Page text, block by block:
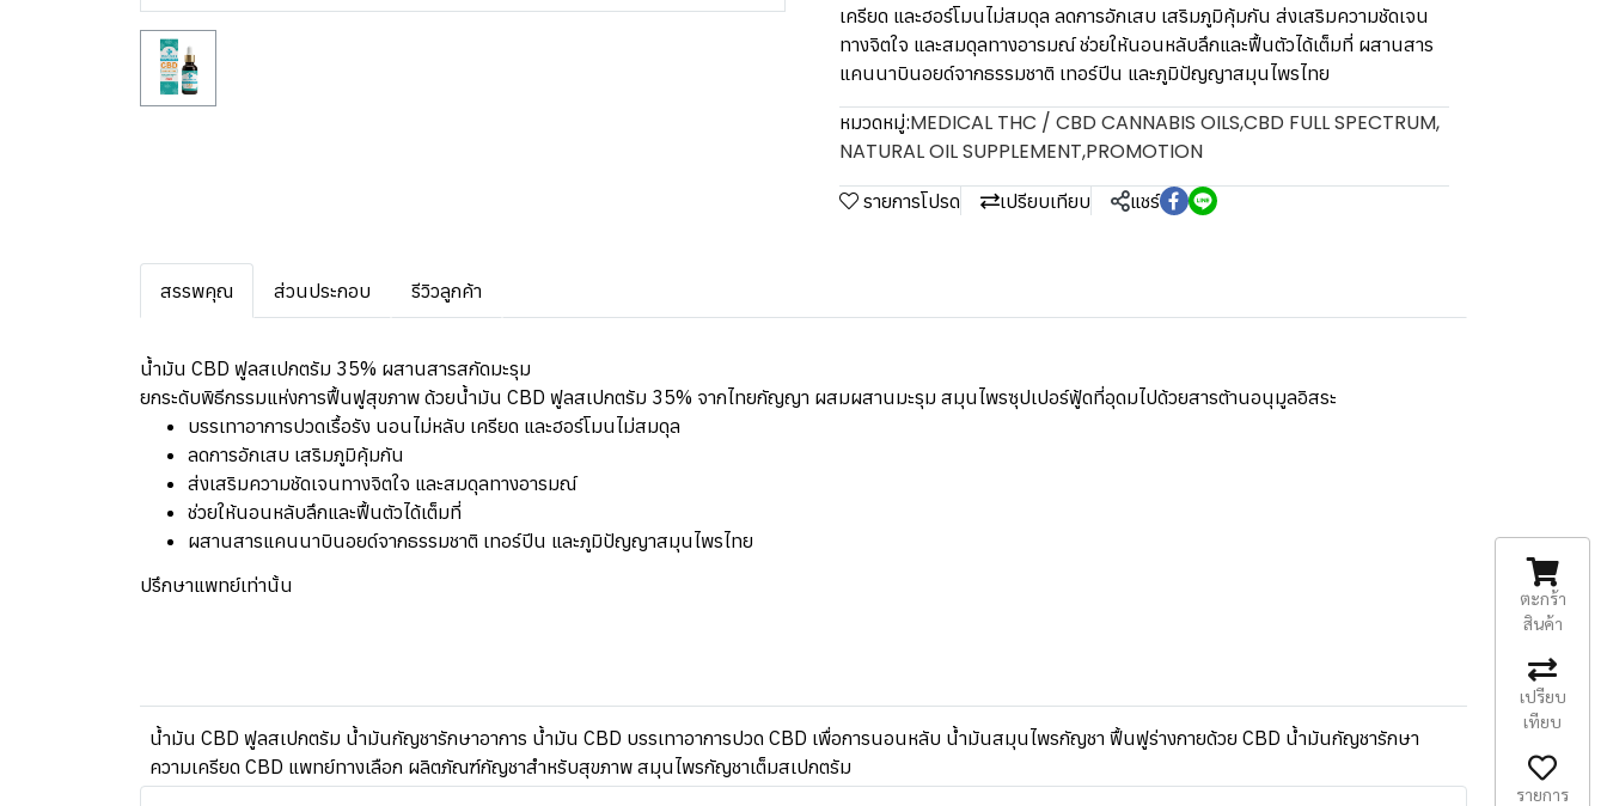
เครียด และฮอร์โมนไม่สมดุล ลดการอักเสบ เสริมภูมิคุ้มกัน ส่งเสริมความชัดเจน
ทางจิตใจ และสมดุลทางอารมณ์ ช่วยให้นอนหลับลึกและฟื้นตัวได้เต็มที่ ผสานสาร
แคนนาบินอยด์จากธรรมชาติ เทอร์ปีน และภูมิปัญญาสมุนไพรไทย
หมวดหมู่:MEDICAL THC / CBD CANNABIS OILS,CBD FULL SPECTRUM,
NATURAL OIL SUPPLEMENT,PROMOTION
รายการโปรด เปรียบเทียบ แชร์
สรรพคุณ ส่วนประกอบ รีวิวลูกค้า
น้ำมัน CBD ฟูลสเปกตรัม 35% ผสานสารสกัดมะรุม
ยกระดับพิธีกรรมแห่งการฟื้นฟูสุขภาพ ด้วยน้ำมัน CBD ฟูลสเปกตรัม 35% จากไทยกัญญา ผสมผสานมะรุม สมุนไพรซุปเปอร์ฟู้ดที่อุดมไปด้วยสารต้านอนุมูลอิสระ
บรรเทาอาการปวดเรื้อรัง นอนไม่หลับ เครียด และฮอร์โมนไม่สมดุล
ลดการอักเสบ เสริมภูมิคุ้มกัน
ส่งเสริมความชัดเจนทางจิตใจ และสมดุลทางอารมณ์
ช่วยให้นอนหลับลึกและฟื้นตัวได้เต็มที่
ผสานสารแคนนาบินอยด์จากธรรมชาติ เทอร์ปีน และภูมิปัญญาสมุนไพรไทย
ปรึกษาแพทย์เท่านั้น
น้ำมัน CBD ฟูลสเปกตรัม น้ำมันกัญชารักษาอาการ น้ำมัน CBD บรรเทาอาการปวด CBD เพื่อการนอนหลับ น้ำมันสมุนไพรกัญชา ฟื้นฟูร่างกายด้วย CBD น้ำมันกัญชารักษา
ความเครียด CBD แพทย์ทางเลือก ผลิตภัณฑ์กัญชาสำหรับสุขภาพ สมุนไพรกัญชาเต็มสเปกตรัม
ตะกร้า
สินค้า
เปรียบ
เทียบ
รายการ